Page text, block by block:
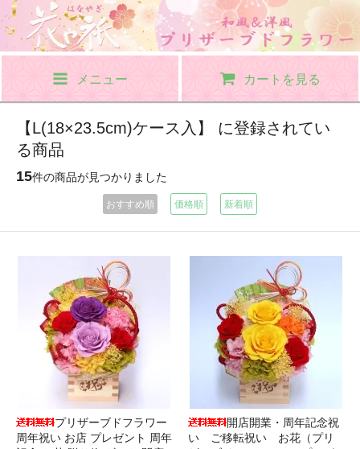
メニュー カートを見る
【L(18×23.5cm)ケース入】 に登録されてい
る商品
15件の商品が見つかりました
おすすめ順 価格順 新着順
プリザーブドフラワー
周年祝い お店 プレゼント 周年
開店開業・周年記念祝
い ご移転祝い お花（プリ